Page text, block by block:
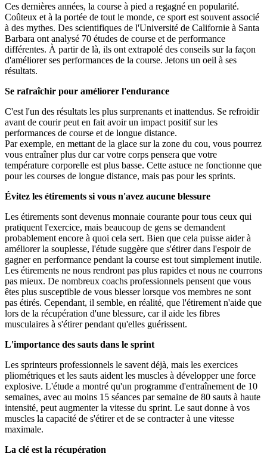
Ces dernières années, la course à pied a regagné en popularité.
Coûteux et à la portée de tout le monde, ce sport est souvent associé
à des mythes. Des scientifiques de l'Université de Californie à Santa
Barbara ont analysé 70 études de course et de performance
différentes. À partir de là, ils ont extrapolé des conseils sur la façon
d'améliorer ses performances de la course. Jetons un oeil à ses
résultats.
Se rafraîchir pour améliorer l'endurance
C'est l'un des résultats les plus surprenants et inattendus. Se refroidir
avant de courir peut en fait avoir un impact positif sur les
performances de course et de longue distance.
Par exemple, en mettant de la glace sur la zone du cou, vous pourrez
vous entraîner plus dur car votre corps pensera que votre
température corporelle est plus basse. Cette astuce ne fonctionne que
pour les courses de longue distance, mais pas pour les sprints.
Évitez les étirements si vous n'avez aucune blessure
Les étirements sont devenus monnaie courante pour tous ceux qui
pratiquent l'exercice, mais beaucoup de gens se demandent
probablement encore à quoi cela sert. Bien que cela puisse aider à
améliorer la souplesse, l'étude suggère que s'étirer dans l'espoir de
gagner en performance pendant la course est tout simplement inutile.
Les étirements ne nous rendront pas plus rapides et nous ne courrons
pas mieux. De nombreux coachs professionnels pensent que vous
êtes plus susceptible de vous blesser lorsque vos membres ne sont
pas étirés. Cependant, il semble, en réalité, que l'étirement n'aide que
lors de la récupération d'une blessure, car il aide les fibres
musculaires à s'étirer pendant qu'elles guérissent.
L'importance des sauts dans le sprint
Les sprinteurs professionnels le savent déjà, mais les exercices
pliométriques et les sauts aident les muscles à développer une force
explosive. L'étude a montré qu'un programme d'entraînement de 10
semaines, avec au moins 15 séances par semaine de 80 sauts à haute
intensité, peut augmenter la vitesse du sprint. Le saut donne à vos
muscles la capacité de s'étirer et de se contracter à une vitesse
maximale.
La clé est la récupération